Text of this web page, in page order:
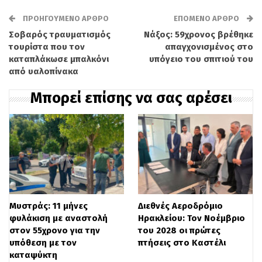
τις περισσότερες περιοχές της χώρας, το
διάστημα που ακολουθεί προβλέπεται
και πάλι στο φθινοπωρινός καιρός, καθώς
η θερμοκρασία θα παρουσιάσει σταδιακή
πτώση, οι άνεμοι θα στραφούν σε
βοριάδες, ενώ παράλληλα τοπικές βροχές,
καταιγίδες και πιθανές χαλαζοπτώσεις θα
απασχολήσουν αρκετά τμήματα της
Ελλάδας.
Στη Μακεδονία και τη Θεσσαλία
αναμένονται παροδικές νεφώσεις με
τοπικές βροχές και τις μεσημβρινές και
ΠΡΟΗΓΟΎΜΕΝΟ ΆΡΘΡΟ
Σοβαρός τραυματισμός
τουρίστα που τον
καταπλάκωσε μπαλκόνι
από υαλοπίνακα
ΕΠΌΜΕΝΟ ΆΡΘΡΟ
Νάξος: 59χρονος βρέθηκε
απαγχονισμένος στο
υπόγειο του σπιτιού του
Μπορεί επίσης να σας αρέσει
Μυστράς: 11 μήνες
φυλάκιση με αναστολή
στον 55χρονο για την
υπόθεση με τον
καταψύκτη
Διεθνές Αεροδρόμιο
Ηρακλείου: Τον Νοέμβριο
του 2028 οι πρώτες
πτήσεις στο Καστέλι